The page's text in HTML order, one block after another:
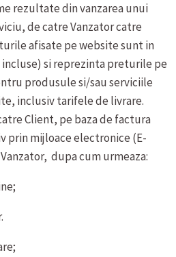
rezultate din vanzarea unui
de catre Vanzator catre
afisate pe website sunt in
si reprezinta preturile pe
produsule si/sau serviciile
inclusiv tarifele de livrare.
Client, pe baza de factura
prin mijloace electronice (E-
dupa cum urmeaza: